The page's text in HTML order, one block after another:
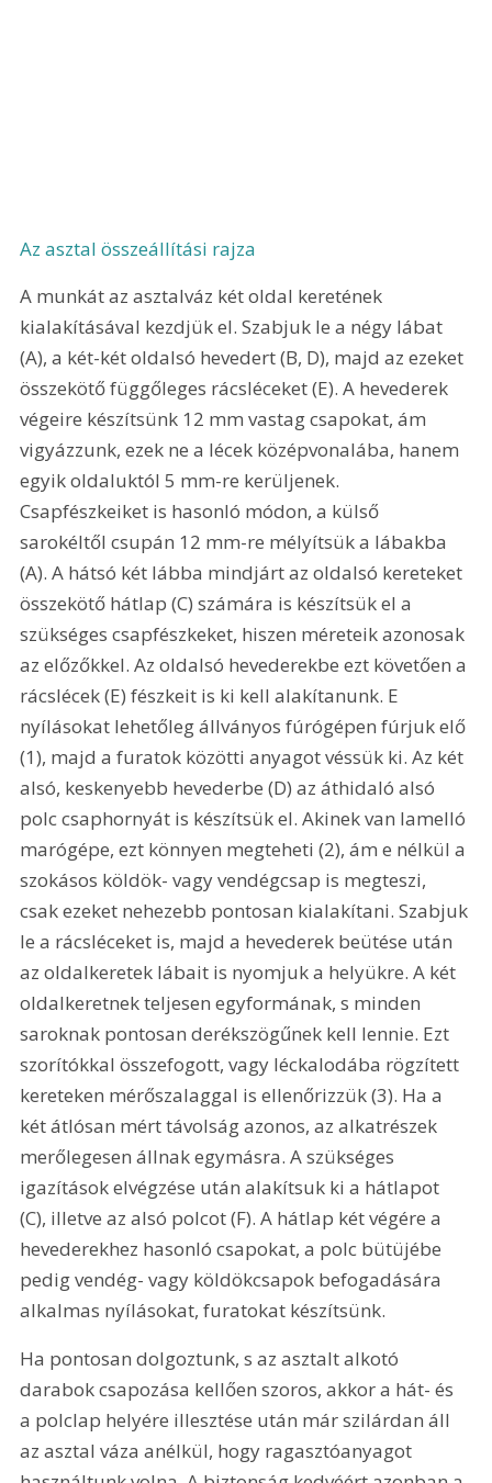
Az asztal összeállítási rajza
A munkát az asztalváz két oldal keretének
kialakításával kezdjük el. Szabjuk le a négy lábat
(A), a két-két oldalsó hevedert (B, D), majd az ezeket
összekötő függőleges rácsléceket (E). A hevederek
végeire készítsünk 12 mm vastag csapokat, ám
vigyázzunk, ezek ne a lécek középvonalába, hanem
egyik oldaluktól 5 mm-re kerüljenek.
Csapfészkeiket is hasonló módon, a külső
sarokéltől csupán 12 mm-re mélyítsük a lábakba
(A). A hátsó két lábba mindjárt az oldalsó kereteket
összekötő hátlap (C) számára is készítsük el a
szükséges csapfészkeket, hiszen méreteik azonosak
az előzőkkel. Az oldalsó hevederekbe ezt követően a
rácslécek (E) fészkeit is ki kell alakítanunk. E
nyílásokat lehetőleg állványos fúrógépen fúrjuk elő
(1), majd a furatok közötti anyagot véssük ki. Az két
alsó, keskenyebb hevederbe (D) az áthidaló alsó
polc csaphornyát is készítsük el. Akinek van lamelló
marógépe, ezt könnyen megteheti (2), ám e nélkül a
szokásos köldök- vagy vendégcsap is megteszi,
csak ezeket nehezebb pontosan kialakítani. Szabjuk
le a rácsléceket is, majd a hevederek beütése után
az oldalkeretek lábait is nyomjuk a helyükre. A két
oldalkeretnek teljesen egyformának, s minden
saroknak pontosan derékszögűnek kell lennie. Ezt
szorítókkal összefogott, vagy léckalodába rögzített
kereteken mérőszalaggal is ellenőrizzük (3). Ha a
két átlósan mért távolság azonos, az alkatrészek
merőlegesen állnak egymásra. A szükséges
igazítások elvégzése után alakítsuk ki a hátlapot
(C), illetve az alsó polcot (F). A hátlap két végére a
hevederekhez hasonló csapokat, a polc bütüjébe
pedig vendég- vagy köldökcsapok befogadására
alkalmas nyílásokat, furatokat készítsünk.
Ha pontosan dolgoztunk, s az asztalt alkotó
darabok csapozása kellően szoros, akkor a hát- és
a polclap helyére illesztése után már szilárdan áll
az asztal váza anélkül, hogy ragasztóanyagot